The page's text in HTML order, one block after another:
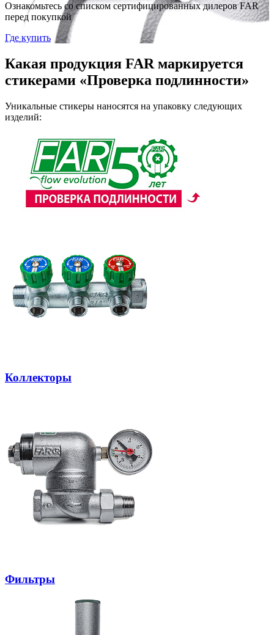
Ознакомьтесь со списком сертифицированных дилеров FAR
перед покупкой
Где купить
Какая продукция FAR маркируется
стикерами «Проверка подлинности»
Уникальные стикеры наносятся на упаковку следующих
изделий:
Коллекторы
Фильтры